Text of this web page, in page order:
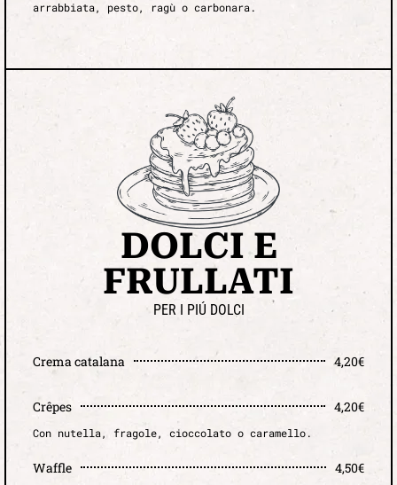
arrabbiata, pesto, ragù o carbonara.
DOLCI E
FRULLATI
PER I PIÚ DOLCI
Crema catalana 4,20€
Crêpes 4,20€
Con nutella, fragole, cioccolato o caramello.
Waffle 4,50€